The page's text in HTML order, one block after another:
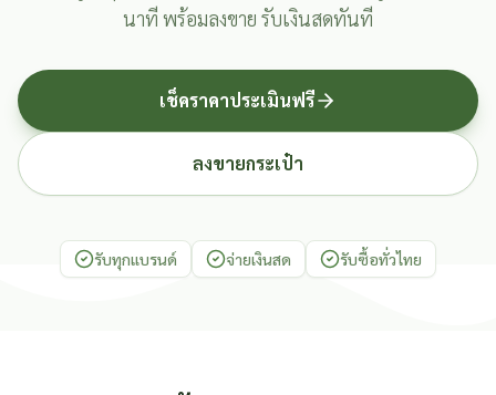
นาที พร้อมลงขาย รับเงินสดทันที
เช็คราคาประเมินฟรี
ลงขายกระเป๋า
รับทุกแบรนด์ จ่ายเงินสด รับซื้อทั่วไทย